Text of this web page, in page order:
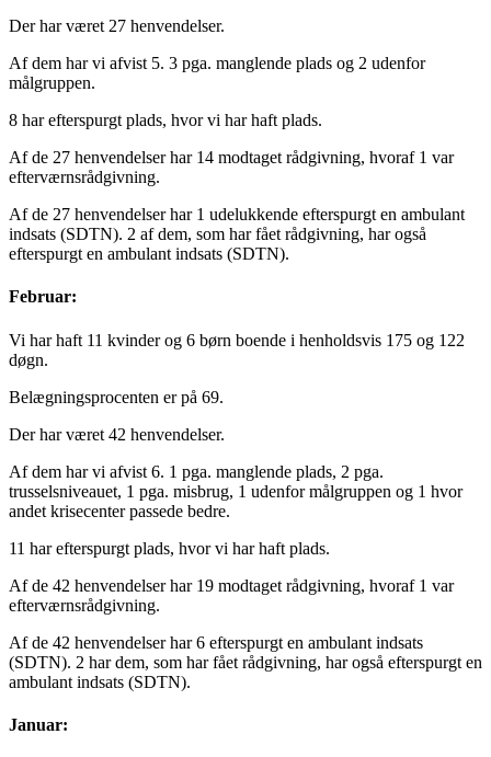
Der har været 27 henvendelser.
Af dem har vi afvist 5. 3 pga. manglende plads og 2 udenfor
målgruppen.
8 har efterspurgt plads, hvor vi har haft plads.
Af de 27 henvendelser har 14 modtaget rådgivning, hvoraf 1 var
efterværnsrådgivning.
Af de 27 henvendelser har 1 udelukkende efterspurgt en ambulant
indsats (SDTN). 2 af dem, som har fået rådgivning, har også
efterspurgt en ambulant indsats (SDTN).
Februar:
Vi har haft 11 kvinder og 6 børn boende i henholdsvis 175 og 122
døgn.
Belægningsprocenten er på 69.
Der har været 42 henvendelser.
Af dem har vi afvist 6. 1 pga. manglende plads, 2 pga.
trusselsniveauet, 1 pga. misbrug, 1 udenfor målgruppen og 1 hvor
andet krisecenter passede bedre.
11 har efterspurgt plads, hvor vi har haft plads.
Af de 42 henvendelser har 19 modtaget rådgivning, hvoraf 1 var
efterværnsrådgivning.
Af de 42 henvendelser har 6 efterspurgt en ambulant indsats
(SDTN). 2 har dem, som har fået rådgivning, har også efterspurgt en
ambulant indsats (SDTN).
Januar: